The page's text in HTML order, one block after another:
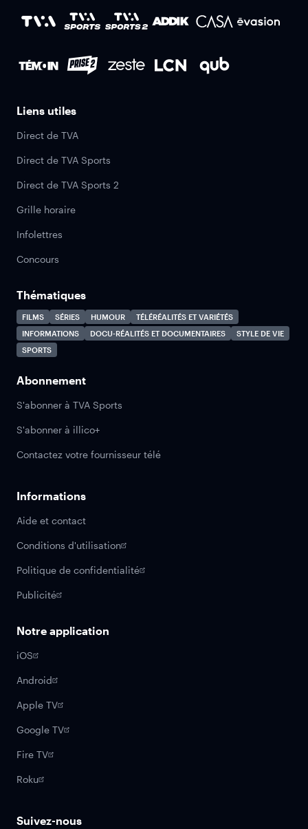
Liens utiles
Direct de TVA
Direct de TVA Sports
Direct de TVA Sports 2
Grille horaire
Infolettres
Concours
Thématiques
FILMS SÉRIES HUMOUR
TÉLÉRÉALITÉS ET VARIÉTÉS
INFORMATIONS
DOCU-RÉALITÉS ET DOCUMENTAIRES
STYLE DE VIE
SPORTS
Abonnement
S'abonner à TVA Sports
S'abonner à illico+
Contactez votre fournisseur télé
Informations
Aide et contact
Conditions d'utilisation
Politique de confidentialité
Publicité
Notre application
iOS
Android
Apple TV
Google TV
Fire TV
Roku
Suivez-nous